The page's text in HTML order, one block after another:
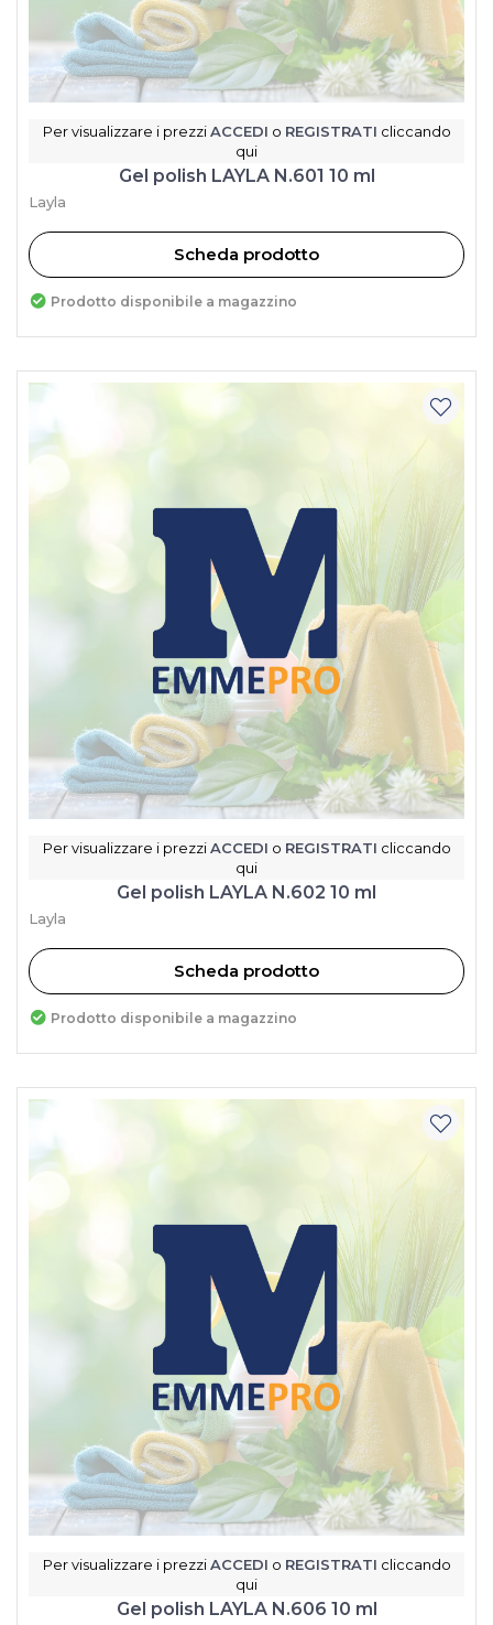
Per visualizzare i prezziACCEDI o REGISTRATI cliccando
qui
Gel polish LAYLA N.601 10 ml
Layla
Scheda prodotto
Prodotto disponibile a magazzino
Per visualizzare i prezziACCEDI o REGISTRATI cliccando
qui
Gel polish LAYLA N.602 10 ml
Layla
Scheda prodotto
Prodotto disponibile a magazzino
Per visualizzare i prezziACCEDI o REGISTRATI cliccando
qui
Gel polish LAYLA N.606 10 ml